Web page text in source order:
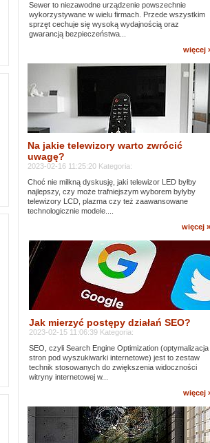
Sewer to niezawodne urządzenie powszechnie
wykorzystywane w wielu firmach. Przede wszystkim
sprzęt cechuje się wysoką wydajnością oraz
gwarancją bezpieczeństwa...
więcej
Na jakie telewizory warto zwrócić
uwagę?
2023-02-16 11:25:20 Kategoria:
Choć nie milkną dyskusję, jaki telewizor LED byłby
najlepszy, czy może trafniejszym wyborem byłyby
telewizory LCD, plazma czy też zaawansowane
technologicznie modele....
więcej »
Jak mierzyć postępy działań SEO?
2023-02-15 11:06:39 Kategoria:
SEO, czyli Search Engine Optimization (optymalizacja
stron pod wyszukiwarki internetowe) jest to zestaw
technik stosowanych do zwiększenia widoczności
witryny internetowej w...
więcej